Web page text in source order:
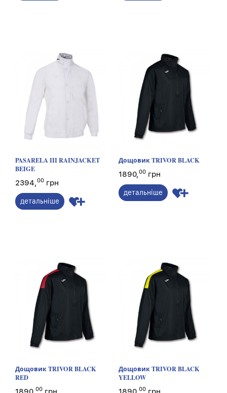
PASARELA III RAINJACKET
BEIGE
2394,00 грн
детальніше
Дощовик TRIVOR BLACK
1890,00 грн
детальніше
Дощовик TRIVOR BLACK
RED
00
Дощовик TRIVOR BLACK
YELLOW
00